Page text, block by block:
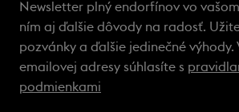
Newsletter plný endorfínov vo
ním aj ďalšie dôvody na radosť.
pozvánky a ďalšie jedinečné výhody.
emailovej adresy súhlasíte s
podmienkami